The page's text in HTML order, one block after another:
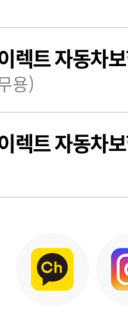
렉트 자동차
용)
렉트 자동차